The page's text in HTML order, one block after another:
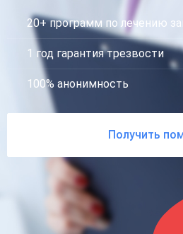
20+ программ по лечению
1 год гарантия трезвости
100% анонимность
Получить